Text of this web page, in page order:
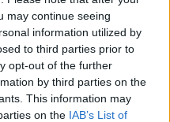
may continue seeing
information utilized by
to third parties prior to
opt-out of the further
by third parties on the
This information may
on the IAB’s List of
seriatos)